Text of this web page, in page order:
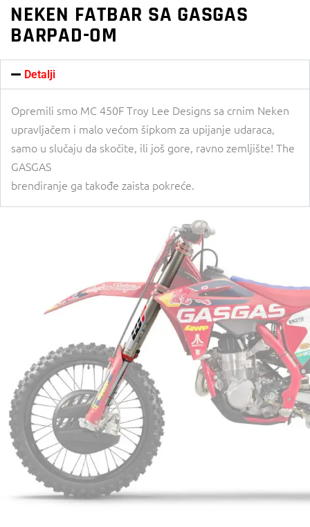
NEKEN FATBAR SA GASGAS
BARPAD-OM
Detalji
Opremili smo MC 450F Troy Lee Designs sa crnim Neken
upravljačem i malo većom šipkom za upijanje udaraca,
samo u slučaju da skočite, ili još gore, ravno zemljište! The
GASGAS
brendiranje ga takođe zaista pokreće.